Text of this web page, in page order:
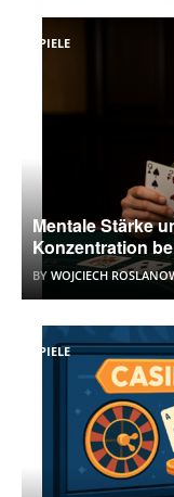
SPIELE
Mentale Stärke
Konzentration
BY WOJCIECH
SPIELE